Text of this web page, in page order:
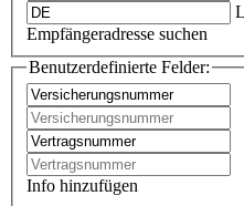
Empfängeradresse suchen
Benutzerdefinierte Felder:
Info hinzufügen